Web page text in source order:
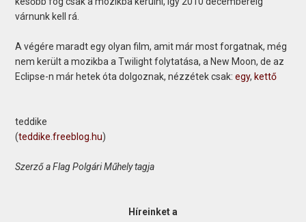
várnunk kell rá.
A végére maradt egy olyan film, amit már most forgatnak, még
nem került a mozikba a Twilight folytatása, a New Moon, de az
Eclipse-n már hetek óta dolgoznak, nézzétek csak:egy, kettő
teddike
(teddike.freeblog.hu)
Szerző a Flag Polgári Műhely tagja
Híreinket a